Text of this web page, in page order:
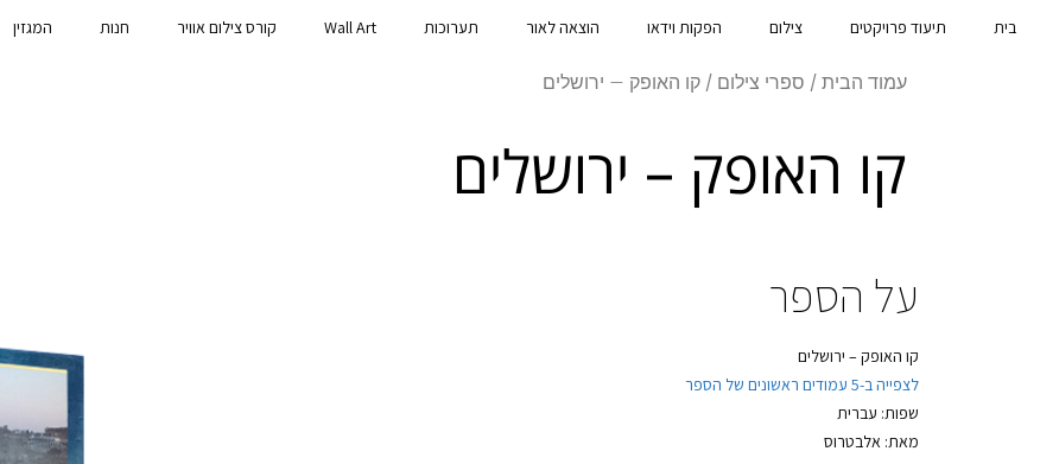
בית תיעוד פרויקטים צילום הפקות וידאו הוצאה לאור תערוכות Wall Art קורס צילום אוויר חנות המגזין
עמוד הבית / ספרי צילום / קו האופק – ירושלים
קו האופק – ירושלים
על הספר
קו האופק – ירושלים
לצפייה ב-5 עמודים ראשונים של הספר
שפות: עברית
מאת: אלבטרוס